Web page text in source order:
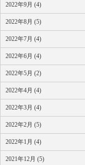
2022年9月 (4)
2022年8月 (5)
2022年7月 (4)
2022年6月 (4)
2022年5月 (2)
2022年4月 (4)
2022年3月 (4)
2022年2月 (5)
2022年1月 (4)
2021年12月 (5)